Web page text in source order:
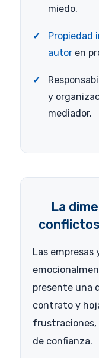
miedo.
Propiedad
autor en
y
mediador.
La
Las empresas
presente una
contrato y
frustraciones,
de confianza.